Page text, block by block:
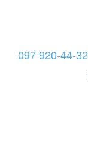
097 920-44-32